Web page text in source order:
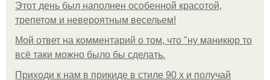
Этот день был наполнен особенной красотой,
трепетом и невероятным весельем!
Мой ответ на комментарий о том, что "ну маникюр то
всё таки можно было бы сделать.
Приходи к нам в прикиде в стиле 90 х и получай